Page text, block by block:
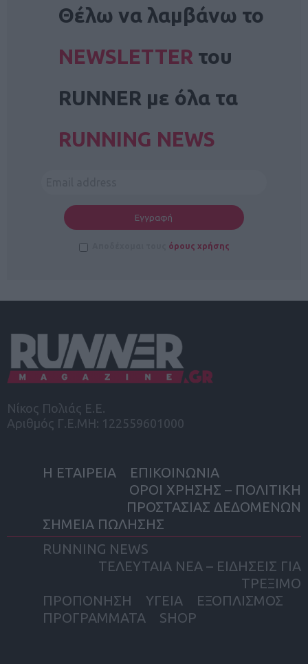
Θέλω να λαμβάνω το
NEWSLETTER του
RUNNER με όλα τα
RUNNING NEWS
όρους χρήσης
Νίκος Πολιάς Ε.Ε.
Αριθμός Γ.Ε.ΜΗ: 122559601000
Η ΕΤΑΙΡΕΙΑ
ΕΠΙΚΟΙΝΩΝΙΑ
ΟΡΟΙ ΧΡΗΣΗΣ – ΠΟΛΙΤΙΚΗ
ΠΡΟΣΤΑΣΙΑΣ ΔΕΔΟΜΕΝΩΝ
ΣΗΜΕΙΑ ΠΩΛΗΣΗΣ
RUNNING NEWS
ΤΕΛΕΥΤΑΙΑ ΝΕΑ – ΕΙΔΗΣΕΙΣ ΓΙΑ
ΤΡΕΞΙΜΟ
ΠΡΟΠΟΝΗΣΗ
ΥΓΕΙΑ
ΕΞΟΠΛΙΣΜΟΣ
ΠΡΟΓΡΑΜΜΑΤΑ
SHOP